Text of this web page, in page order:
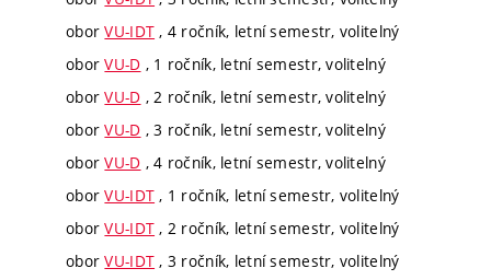
oborVU-IDT , 4 ročník, letní semestr, volitelný
oborVU-D , 1 ročník, letní semestr, volitelný
oborVU-D , 2 ročník, letní semestr, volitelný
oborVU-D , 3 ročník, letní semestr, volitelný
oborVU-D , 4 ročník, letní semestr, volitelný
oborVU-IDT , 1 ročník, letní semestr, volitelný
oborVU-IDT , 2 ročník, letní semestr, volitelný
oborVU-IDT , 3 ročník, letní semestr, volitelný